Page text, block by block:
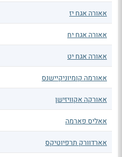
אאורה אגח יז
אאורה אגח יח
אאורה אגח יט
אאורמה קומיוניקיישנס
אאורקה אקוויזישן
אאליס פארמה
אארדוורק תרפיוטיקס